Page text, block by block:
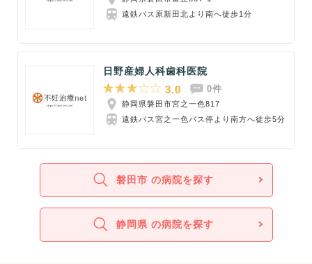
遠鉄バス原新田北より南へ徒歩1分
日野産婦人科歯科医院
3.0 0件
静岡県磐田市宮之一色817
遠鉄バス宮之一色バス停より南方へ徒歩5分
磐田市 の病院を探す
静岡県 の病院を探す